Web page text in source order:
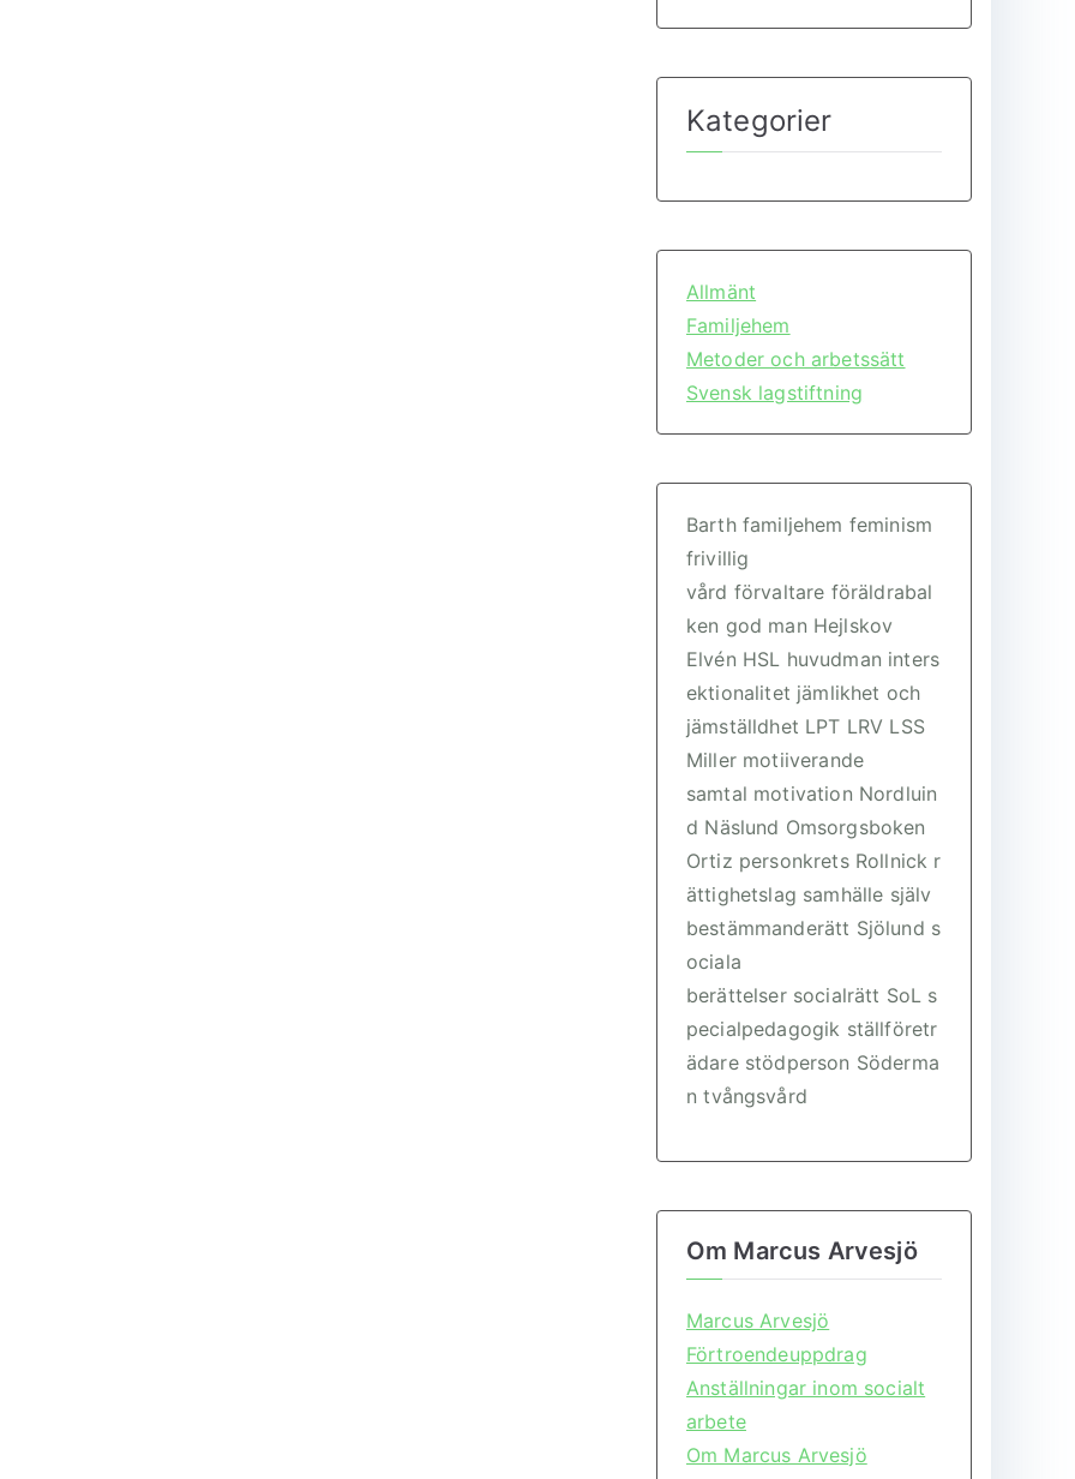
Kategorier
Allmänt
Familjehem
Metoder och arbetssätt
Svensk lagstiftning
Barth familjehem feminism
frivillig
vård förvaltare föräldrabal
ken god man Hejlskov
Elvén HSL huvudman inters
ektionalitet jämlikhet och
jämställdhet LPT LRV LSS
Miller motiiverande
samtal motivation Nordluin
d Näslund Omsorgsboken
Ortiz personkrets Rollnick r
ättighetslag samhälle själv
bestämmanderätt Sjölund s
ociala
berättelser socialrätt SoL s
pecialpedagogik ställföretr
ädare stödperson Söderma
n tvångsvård
Om Marcus Arvesjö
Marcus Arvesjö
Förtroendeuppdrag
Anställningar inom socialt
arbete
Om Marcus Arvesjö